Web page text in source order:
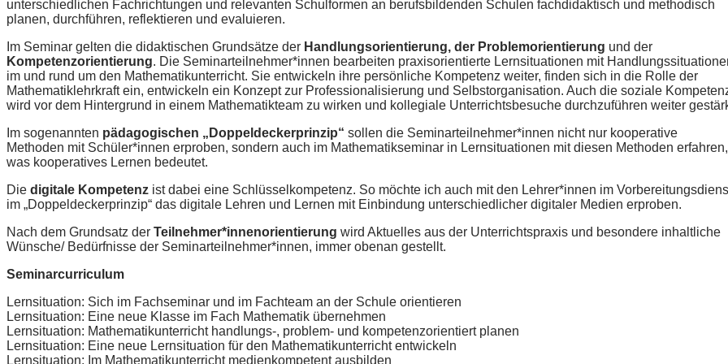
unterschiedlichen Fachrichtungen und relevanten Schulformen an berufsbildenden Schulen fachdidaktisch und methodisch
planen, durchführen, reflektieren und evaluieren.
Im Seminar gelten die didaktischen Grundsätze der Handlungsorientierung, der Problemorientierung und der
Kompetenzorientierung. Die Seminarteilnehmer*innen bearbeiten praxisorientierte Lernsituationen mit
im und rund um den Mathematikunterricht. Sie entwickeln ihre persönliche Kompetenz weiter, finden sich in die Rolle der
Mathematiklehrkraft ein, entwickeln ein Konzept zur Professionalisierung und Selbstorganisation. Auch die soziale
wird vor dem Hintergrund in einem Mathematikteam zu wirken und kollegiale Unterrichtsbesuche durchzuführen weiter
Im sogenannten pädagogischen „Doppeldeckerprinzip“ sollen die Seminarteilnehmer*innen nicht nur kooperative
Methoden mit Schüler*innen erproben, sondern auch im Mathematikseminar in Lernsituationen mit diesen Methoden erfahren,
was kooperatives Lernen bedeutet.
Die digitale Kompetenz ist dabei eine Schlüsselkompetenz. So möchte ich auch mit den Lehrer*innen im
im „Doppeldeckerprinzip“ das digitale Lehren und Lernen mit Einbindung unterschiedlicher digitaler Medien erproben.
Nach dem Grundsatz der Teilnehmer*innenorientierung wird Aktuelles aus der Unterrichtspraxis und besondere inhaltliche
Wünsche/ Bedürfnisse der Seminarteilnehmer*innen, immer obenan gestellt.
Seminarcurriculum
Lernsituation: Sich im Fachseminar und im Fachteam an der Schule orientieren
Lernsituation: Eine neue Klasse im Fach Mathematik übernehmen
Lernsituation: Mathematikunterricht handlungs-, problem- und kompetenzorientiert planen
Lernsituation: Eine neue Lernsituation für den Mathematikunterricht entwickeln
Lernsituation: Im Mathematikunterricht medienkompetent ausbilden